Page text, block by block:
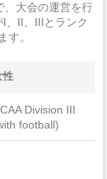
、大会の運営を行
、II、IIIとランク
す。
性
Division III
football)